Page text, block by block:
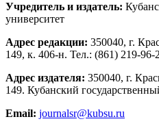
Учредитель и издатель:
университет
Адрес редакции: 350040, г.
149, к. 406-н. Тел.: (861) 219-96-
Адрес издателя: 350040, г.
149. Кубанский
Email: journalsr@kubsu.ru